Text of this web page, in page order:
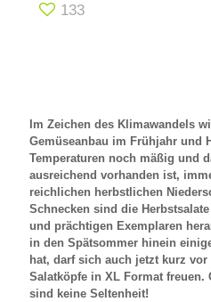
133
Im Zeichen des Klimawandels
Gemüseanbau im Frühjahr und
Temperaturen noch mäßig und
ausreichend vorhanden ist,
reichlichen herbstlichen
Schnecken sind die
und prächtigen Exemplaren
in den Spätsommer hinein
hat, darf sich auch jetzt kurz
Salatköpfe in XL Format freuen.
sind keine Seltenheit!